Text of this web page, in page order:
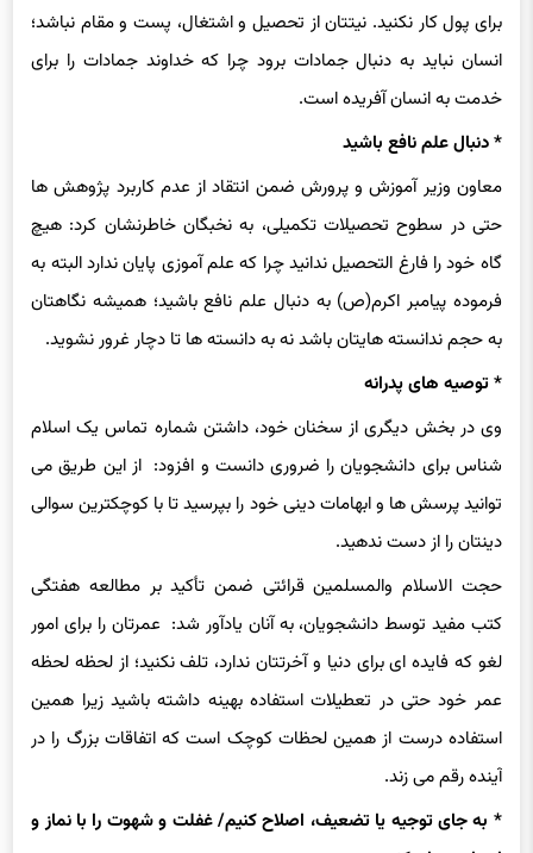
برای پول کار نکنید. نیتتان از تحصیل و اشتغال، پست و مقام نباشد؛
انسان نباید به دنبال جمادات برود چرا که خداوند جمادات را برای
خدمت به انسان آفریده است.
* دنبال علم نافع باشید
معاون وزیر آموزش و پرورش ضمن انتقاد از عدم کاربرد پژوهش ها
حتی در سطوح تحصیلات تکمیلی، به نخبگان خاطرنشان کرد: هیچ
گاه خود را فارغ التحصیل ندانید چرا که علم آموزی پایان ندارد البته به
فرموده پیامبر اکرم(ص) به دنبال علم نافع باشید؛ همیشه نگاهتان
به حجم ندانسته هایتان باشد نه به دانسته ها تا دچار غرور نشوید.
* توصیه های پدرانه
وی در بخش دیگری از سخنان خود، داشتن شماره تماس یک اسلام
شناس برای دانشجویان را ضروری دانست و افزود: از این طریق می
توانید پرسش ها و ابهامات دینی خود را بپرسید تا با کوچکترین سوالی
دینتان را از دست ندهید.
حجت الاسلام والمسلمین قرائتی ضمن تأکید بر مطالعه هفتگی
کتب مفید توسط دانشجویان، به آنان یادآور شد: عمرتان را برای امور
لغو که فایده ای برای دنیا و آخرتتان ندارد، تلف نکنید؛ از لحظه لحظه
عمر خود حتی در تعطیلات استفاده بهینه داشته باشید زیرا همین
استفاده درست از همین لحظات کوچک است که اتفاقات بزرگ را در
آینده رقم می زند.
* به جای توجیه یا تضعیف، اصلاح کنیم/ غفلت و شهوت را با نماز و